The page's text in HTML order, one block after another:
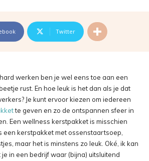
Twitter
werken ben je wel eens toe aan een
rust. En hoe leuk is het dan als je dat
Je kunt ervoor kiezen om iedereen
te geven en zo de ontspannen sfeer in
Een wellness kerstpakket is misschien
een kerstpakket met ossenstaartsoep,
maar het is minstens zo leuk. Oké, ik kan
in een bedrijf waar (bijna) uitsluitend